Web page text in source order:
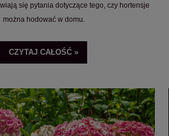
się pytania dotyczące tego, czy hortensje
można hodować w domu.
CZYTAJ CAŁOŚĆ »